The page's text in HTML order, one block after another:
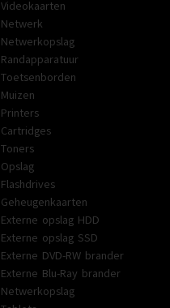
Videokaarten
Netwerk
Netwerkopslag
Randapparatuur
Toetsenborden
Muizen
Printers
Cartridges
Toners
Opslag
Flashdrives
Geheugenkaarten
Externe opslag HDD
Externe opslag SSD
Externe DVD-RW brander
Externe Blu-Ray brander
Netwerkopslag